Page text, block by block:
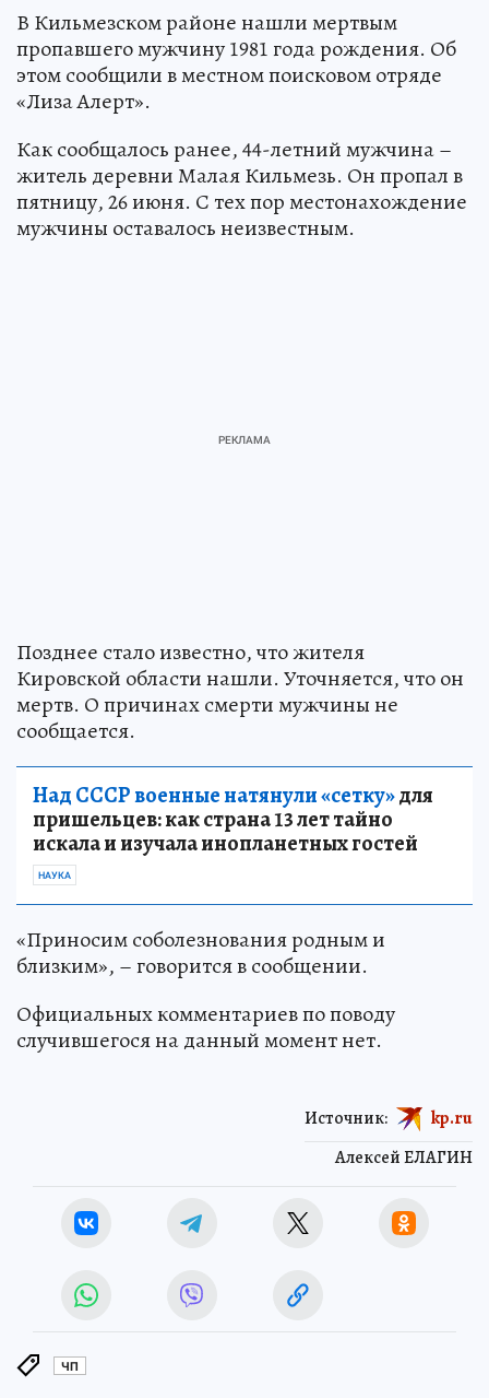
В Кильмезском районе нашли мертвым
пропавшего мужчину 1981 года рождения. Об
этом сообщили в местном поисковом отряде
«Лиза Алерт».
Как сообщалось ранее, 44-летний мужчина –
житель деревни Малая Кильмезь. Он пропал в
пятницу, 26 июня. С тех пор местонахождение
мужчины оставалось неизвестным.
Позднее стало известно, что жителя
Кировской области нашли. Уточняется, что он
мертв. О причинах смерти мужчины не
сообщается.
Над СССР военные натянули «сетку»для
пришельцев: как страна 13 лет тайно
искала и изучала инопланетных гостей
НАУКА
«Приносим соболезнования родным и
близким», – говорится в сообщении.
Официальных комментариев по поводу
случившегося на данный момент нет.
Алексей ЕЛАГИН
Источник: kp.ru
ЧП